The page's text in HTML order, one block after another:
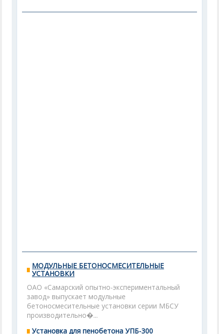
МОДУЛЬНЫЕ БЕТОНОСМЕСИТЕЛЬНЫЕ
УСТАНОВКИ
ОАО «Самарский опытно-экспериментальный
завод» выпускает модульные
бетоносмесительные установки серии МБСУ
производительно�...
Установка для пенобетона УПБ-300